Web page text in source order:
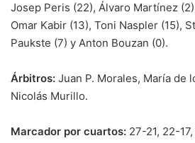
Josep Peris (22), Álvaro Martínez
Omar Kabir (13), Toni Naspler (15),
Paukste (7) y Anton Bouzan (0).
Árbitros: Juan P. Morales, María de
Nicolás Murillo.
Marcador por cuartos: 27-21, 22-